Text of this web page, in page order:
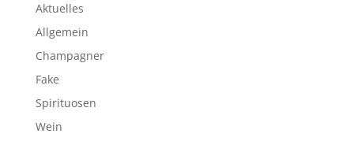
Aktuelles
Allgemein
Champagner
Fake
Spirituosen
Wein